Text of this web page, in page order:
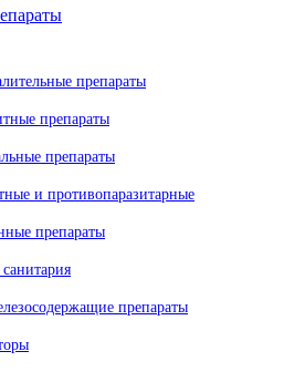
препараты
препараты
препараты
и противопаразитарные
препараты
препараты